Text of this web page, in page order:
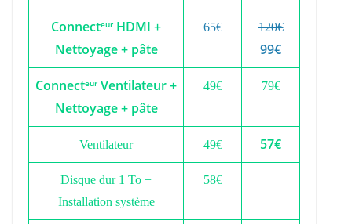
Connecteur HDMI +
Nettoyage + pâte
65€ 120€
99€
Connecteur Ventilateur +
Nettoyage + pâte
49€ 79€
Ventilateur 49€ 57€
Disque dur 1 To +
Installation système
58€